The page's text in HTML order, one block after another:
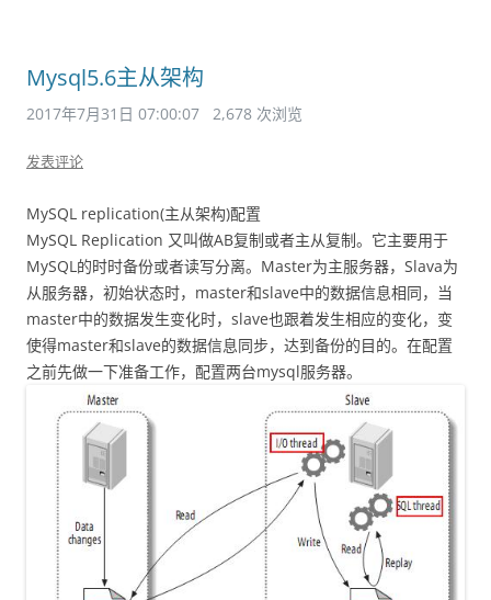
Mysql5.6主从架构
2017年7月31日 07:00:07 2,678 次浏览
发表评论
MySQL replication(主从架构)配置
MySQL Replication 又叫做AB复制或者主从复制。它主要用于
MySQL的时时备份或者读写分离。Master为主服务器，Slava为
从服务器，初始状态时，master和slave中的数据信息相同，当
master中的数据发生变化时，slave也跟着发生相应的变化，变
使得master和slave的数据信息同步，达到备份的目的。在配置
之前先做一下准备工作，配置两台mysql服务器。